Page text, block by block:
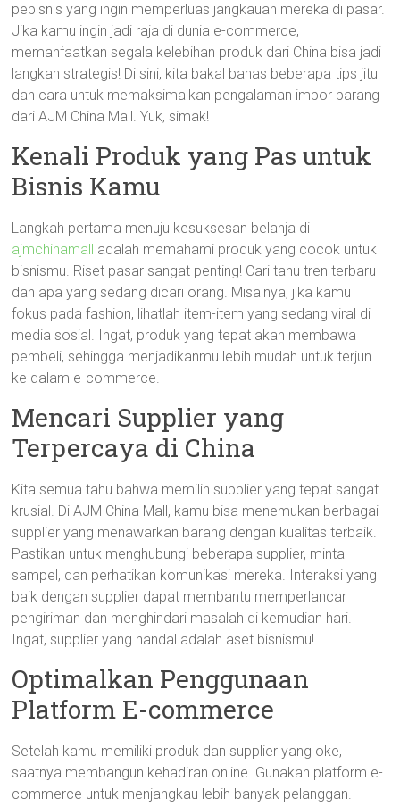
pebisnis yang ingin memperluas jangkauan mereka di pasar.
Jika kamu ingin jadi raja di dunia e-commerce,
memanfaatkan segala kelebihan produk dari China bisa jadi
langkah strategis! Di sini, kita bakal bahas beberapa tips jitu
dan cara untuk memaksimalkan pengalaman impor barang
dari AJM China Mall. Yuk, simak!
Kenali Produk yang Pas untuk
Bisnis Kamu
Langkah pertama menuju kesuksesan belanja di
ajmchinamall adalah memahami produk yang cocok untuk
bisnismu. Riset pasar sangat penting! Cari tahu tren terbaru
dan apa yang sedang dicari orang. Misalnya, jika kamu
fokus pada fashion, lihatlah item-item yang sedang viral di
media sosial. Ingat, produk yang tepat akan membawa
pembeli, sehingga menjadikanmu lebih mudah untuk terjun
ke dalam e-commerce.
Mencari Supplier yang
Terpercaya di China
Kita semua tahu bahwa memilih supplier yang tepat sangat
krusial. Di AJM China Mall, kamu bisa menemukan berbagai
supplier yang menawarkan barang dengan kualitas terbaik.
Pastikan untuk menghubungi beberapa supplier, minta
sampel, dan perhatikan komunikasi mereka. Interaksi yang
baik dengan supplier dapat membantu memperlancar
pengiriman dan menghindari masalah di kemudian hari.
Ingat, supplier yang handal adalah aset bisnismu!
Optimalkan Penggunaan
Platform E-commerce
Setelah kamu memiliki produk dan supplier yang oke,
saatnya membangun kehadiran online. Gunakan platform e-
commerce untuk menjangkau lebih banyak pelanggan.